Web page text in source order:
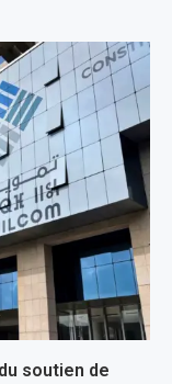
soutien de